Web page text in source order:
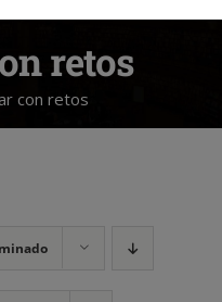
retos
con retos